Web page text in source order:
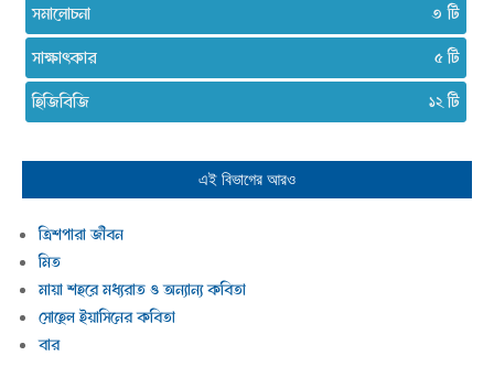
সমালোচনা
৩
সাক্ষাৎকার
৫
হিজিবিজি
১২
এই বিভাগের আরও
ত্রিশপারা জীবন
মিত
মায়া শহরে মধ্যরাত ও অন্যান্য কবিতা
সোহেল ইয়াসিনের কবিতা
বার